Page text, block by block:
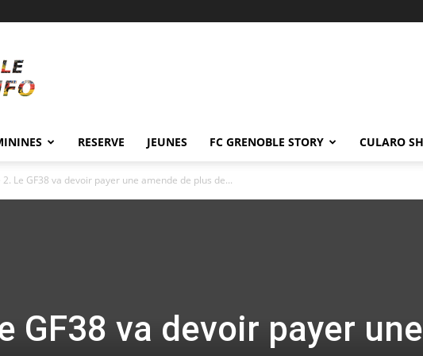
RESERVE JEUNES FC GRENOBLE STORY CULARO
2. Le GF38 va devoir payer une amende de plus de...
GF38 va devoir payer une